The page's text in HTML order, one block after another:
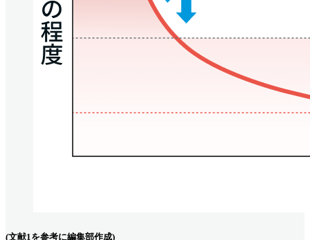
(文献1を参考に編集部作成)